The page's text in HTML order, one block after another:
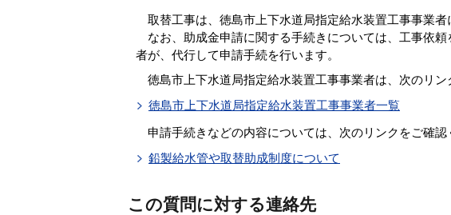
取替工事は、徳島市上下水道局指定給水装置工事事業者
なお、助成金申請に関する手続きについては、工事依
者が、代行して申請手続を行います。
徳島市上下水道局指定給水装置工事事業者は、次のリン
徳島市上下水道局指定給水装置工事事業者一覧
申請手続きなどの内容については、次のリンクをご確認
鉛製給水管や取替助成制度について
この質問に対する連絡先